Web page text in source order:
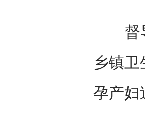
督导
乡镇
孕产妇